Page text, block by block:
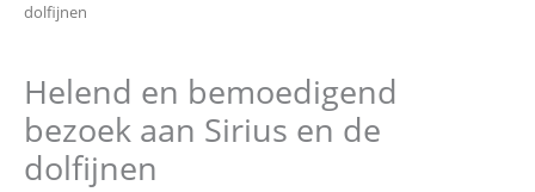
dolfijnen
Helend en bemoedigend
bezoek aan Sirius en de
dolfijnen